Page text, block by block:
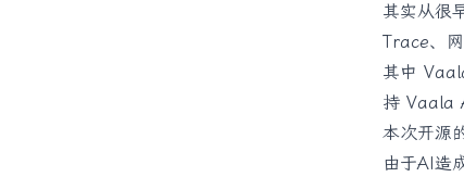
其实从很
Trace、
其中
持 Vaala
本次开源
由于AI造